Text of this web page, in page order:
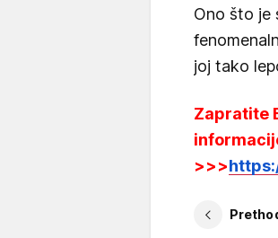
Ono što je
joj tako
Zapratite
>>>